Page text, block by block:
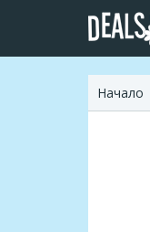
Начало